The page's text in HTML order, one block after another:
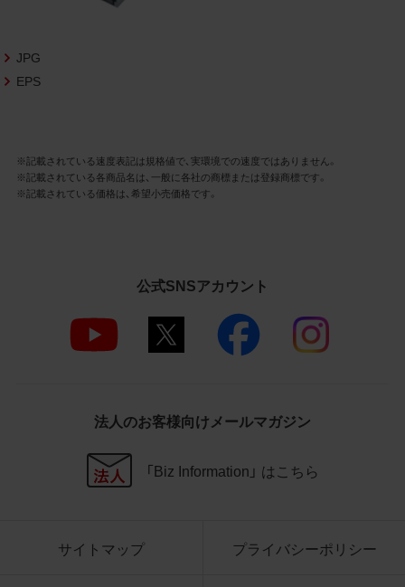
当社商品の販売活動（中古による販売の場
3.遵守事項
商品写真データの全部又は一部の譲
渡、貸与、再利用許諾、改変、著作権表
示の除去等をしないこと
商品写真データに表示されている当
当社の商品であることを特定できる
商品写真データに著作権表示、ラベ
ル、商標その他のマークがある場合、
ページ以外のサイトとのリンクとし
て利用しないこと
JPG
EPS
※記載されている速度表記は規格値で、実環境での速度ではありません。
※記載されている各商品名は、一般に各社の商標または登録商標です。
※記載されている価格は、希望小売価格です。
公式SNSアカウント
法人のお客様向けメールマガジン
「Biz Information」 はこちら
サイトマップ プライバシーポリシー